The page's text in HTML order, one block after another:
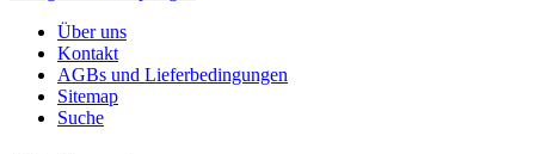
Über uns
Kontakt
AGBs und Lieferbedingungen
Sitemap
Suche